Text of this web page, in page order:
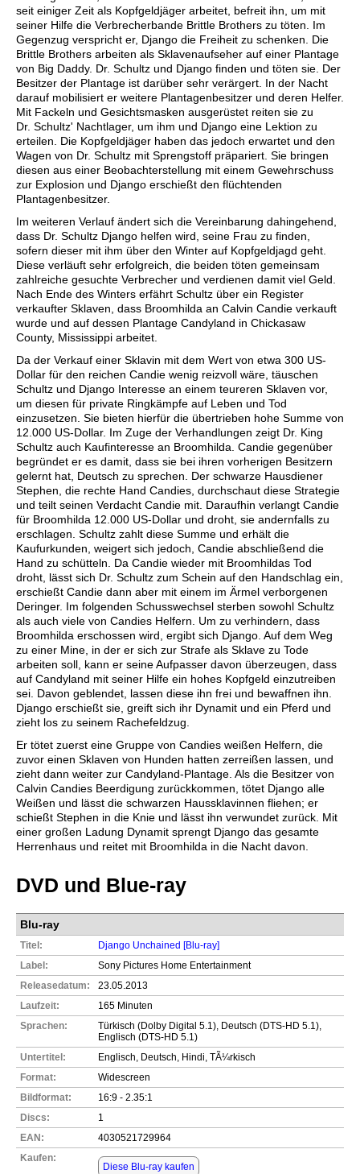
seit einiger Zeit als Kopfgeldjäger arbeitet, befreit ihn, um mit
seiner Hilfe die Verbrecherbande Brittle Brothers zu töten. Im
Gegenzug verspricht er, Django die Freiheit zu schenken. Die
Brittle Brothers arbeiten als Sklavenaufseher auf einer Plantage
von Big Daddy. Dr. Schultz und Django finden und töten sie. Der
Besitzer der Plantage ist darüber sehr verärgert. In der Nacht
darauf mobilisiert er weitere Plantagenbesitzer und deren Helfer.
Mit Fackeln und Gesichtsmasken ausgerüstet reiten sie zu
Dr. Schultz' Nachtlager, um ihm und Django eine Lektion zu
erteilen. Die Kopfgeldjäger haben das jedoch erwartet und den
Wagen von Dr. Schultz mit Sprengstoff präpariert. Sie bringen
diesen aus einer Beobachterstellung mit einem Gewehrschuss
zur Explosion und Django erschießt den flüchtenden
Plantagenbesitzer.
Im weiteren Verlauf ändert sich die Vereinbarung dahingehend,
dass Dr. Schultz Django helfen wird, seine Frau zu finden,
sofern dieser mit ihm über den Winter auf Kopfgeldjagd geht.
Diese verläuft sehr erfolgreich, die beiden töten gemeinsam
zahlreiche gesuchte Verbrecher und verdienen damit viel Geld.
Nach Ende des Winters erfährt Schultz über ein Register
verkaufter Sklaven, dass Broomhilda an Calvin Candie verkauft
wurde und auf dessen Plantage Candyland in Chickasaw
County, Mississippi arbeitet.
Da der Verkauf einer Sklavin mit dem Wert von etwa 300 US-
Dollar für den reichen Candie wenig reizvoll wäre, täuschen
Schultz und Django Interesse an einem teureren Sklaven vor,
um diesen für private Ringkämpfe auf Leben und Tod
einzusetzen. Sie bieten hierfür die übertrieben hohe Summe von
12.000 US-Dollar. Im Zuge der Verhandlungen zeigt Dr. King
Schultz auch Kaufinteresse an Broomhilda. Candie gegenüber
begründet er es damit, dass sie bei ihren vorherigen Besitzern
gelernt hat, Deutsch zu sprechen. Der schwarze Hausdiener
Stephen, die rechte Hand Candies, durchschaut diese Strategie
und teilt seinen Verdacht Candie mit. Daraufhin verlangt Candie
für Broomhilda 12.000 US-Dollar und droht, sie andernfalls zu
erschlagen. Schultz zahlt diese Summe und erhält die
Kaufurkunden, weigert sich jedoch, Candie abschließend die
Hand zu schütteln. Da Candie wieder mit Broomhildas Tod
droht, lässt sich Dr. Schultz zum Schein auf den Handschlag ein,
erschießt Candie dann aber mit einem im Ärmel verborgenen
Deringer. Im folgenden Schusswechsel sterben sowohl Schultz
als auch viele von Candies Helfern. Um zu verhindern, dass
Broomhilda erschossen wird, ergibt sich Django. Auf dem Weg
zu einer Mine, in der er sich zur Strafe als Sklave zu Tode
arbeiten soll, kann er seine Aufpasser davon überzeugen, dass
auf Candyland mit seiner Hilfe ein hohes Kopfgeld einzutreiben
sei. Davon geblendet, lassen diese ihn frei und bewaffnen ihn.
Django erschießt sie, greift sich ihr Dynamit und ein Pferd und
zieht los zu seinem Rachefeldzug.
Er tötet zuerst eine Gruppe von Candies weißen Helfern, die
zuvor einen Sklaven von Hunden hatten zerreißen lassen, und
zieht dann weiter zur Candyland-Plantage. Als die Besitzer von
Calvin Candies Beerdigung zurückkommen, tötet Django alle
Weißen und lässt die schwarzen Haussklavinnen fliehen; er
schießt Stephen in die Knie und lässt ihn verwundet zurück. Mit
einer großen Ladung Dynamit sprengt Django das gesamte
Herrenhaus und reitet mit Broomhilda in die Nacht davon.
DVD und Blue-ray
Blu-ray
Titel:
Django Unchained [Blu-ray]
Label:
Sony Pictures Home Entertainment
Releasedatum:
23.05.2013
Laufzeit:
165 Minuten
Sprachen:
Türkisch (Dolby Digital 5.1), Deutsch (DTS-HD 5.1),
Englisch (DTS-HD 5.1)
Untertitel:
Englisch, Deutsch, Hindi, TÃ¼rkisch
Format:
Widescreen
Bildformat:
16:9 - 2.35:1
Discs:
1
EAN:
4030521729964
Kaufen:
Diese Blu-ray kaufen